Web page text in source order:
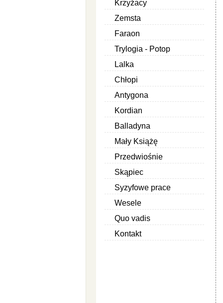
Krzyżacy
Zemsta
Faraon
Trylogia - Potop
Lalka
Chłopi
Antygona
Kordian
Balladyna
Mały Książę
Przedwiośnie
Skąpiec
Syzyfowe prace
Wesele
Quo vadis
Kontakt